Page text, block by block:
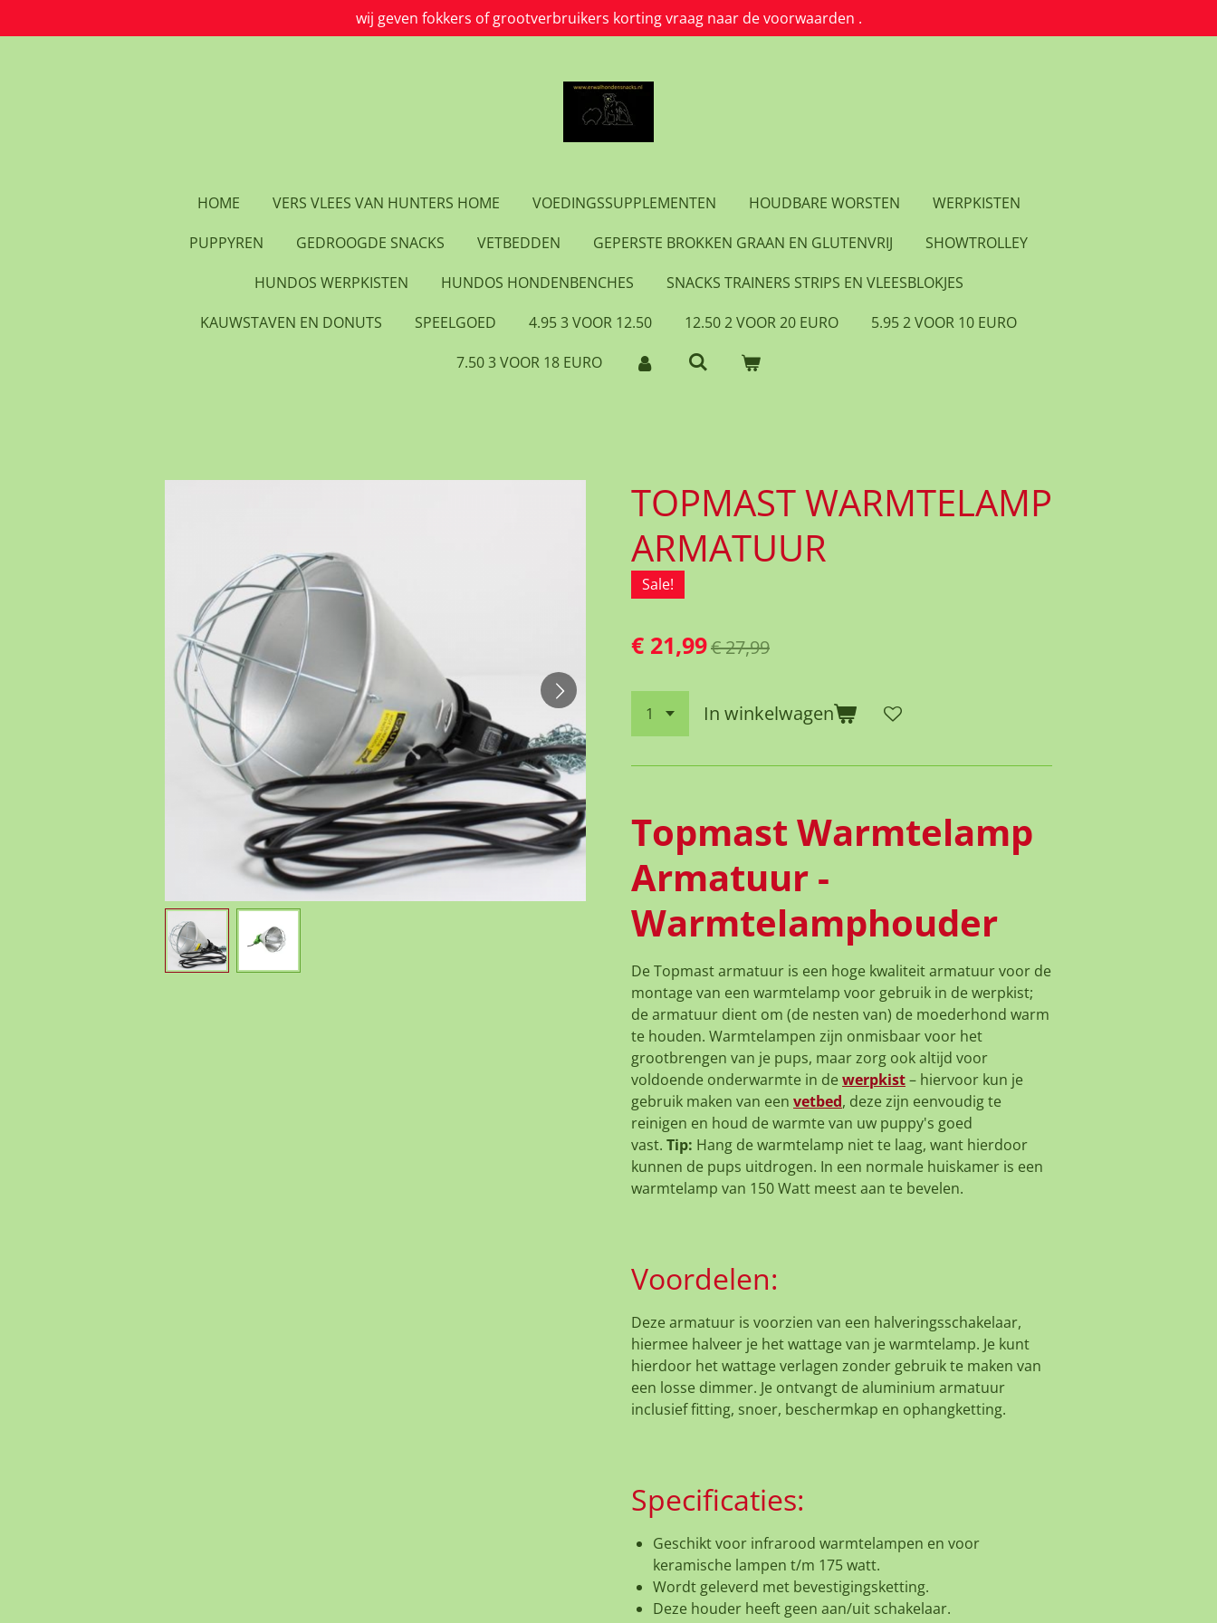
direct
wij geven fokkers of grootverbruikers korting vraag naar de voorwaarden .
HOME VERS VLEES VAN HUNTERS HOME VOEDINGSSUPPLEMENTEN HOUDBARE WORSTEN
WERPKISTEN
PUPPYREN
GEDROOGDE SNACKS VETBEDDEN GEPERSTE BROKKEN GRAAN EN GLUTENVRIJ
SHOWTROLLEY
HUNDOS WERPKISTEN
HUNDOS HONDENBENCHES
SNACKS TRAINERS STRIPS EN VLEESBLOKJES
KAUWSTAVEN EN DONUTS
SPEELGOED 4.95 3 VOOR 12.50 12.50 2 VOOR 20 EURO
5.95 2 VOOR 10 EURO
7.50 3 VOOR 18 EURO
TOPMAST WARMTELAMP
ARMATUUR
Sale!
€ 21,99€ 27,99
In winkelwagen
Topmast Warmtelamp
Armatuur -
Warmtelamphouder
De Topmast armatuur is een hoge kwaliteit armatuur voor de
montage van een warmtelamp voor gebruik in de werpkist;
de armatuur dient om (de nesten van) de moederhond warm
te houden. Warmtelampen zijn onmisbaar voor het
grootbrengen van je pups, maar zorg ook altijd voor
voldoende onderwarmte in dewerpkist– hiervoor kun je
gebruik maken van een vetbed, deze zijn eenvoudig te
reinigen en houd de warmte van uw puppy's goed
vast. Tip: Hang de warmtelamp niet te laag, want hierdoor
kunnen de pups uitdrogen. In een normale huiskamer is een
warmtelamp van 150 Watt meest aan te bevelen.
Voordelen:
Deze armatuur is voorzien van een halveringsschakelaar,
hiermee halveer je het wattage van je warmtelamp. Je kunt
hierdoor het wattage verlagen zonder gebruik te maken van
een losse dimmer. Je ontvangt de aluminium armatuur
inclusief fitting, snoer, beschermkap en ophangketting.
Specificaties:
Geschikt voor infrarood warmtelampen en voor
keramische lampen t/m 175 watt.
Wordt geleverd met bevestigingsketting.
Deze houder heeft geen aan/uit schakelaar.